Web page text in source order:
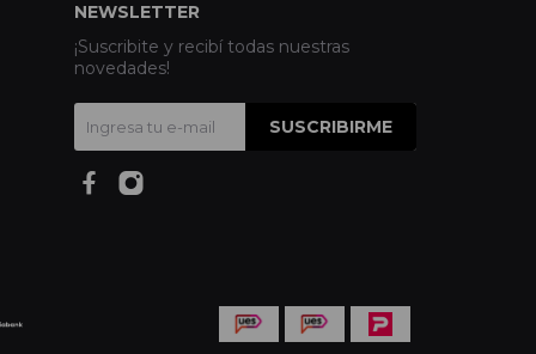
NEWSLETTER
¡Suscribite y recibí todas nuestras
novedades!
SUSCRIBIRME